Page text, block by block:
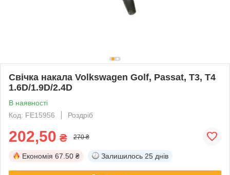
Свічка накала Volkswagen Golf, Passat, T3, T4
1.6D/1.9D/2.4D
В наявності
Код: FE15956
Роздріб
202,50 ₴ 270 ₴
Економія 67.50 ₴ Залишилось 25 днів